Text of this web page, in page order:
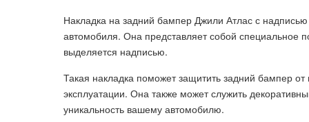
Накладка на задний бампер Джили Атлас с
автомобиля. Она представляет собой специальное
выделяется надписью.
Такая накладка поможет защитить задний бампер
эксплуатации. Она также может служить
уникальность вашему автомобилю.